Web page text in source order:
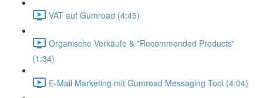
VAT auf Gumroad (4:45)
Organische Verkäufe & "Recommended Products"
(1:34)
E-Mail Marketing mit Gumroad Messaging Tool (4:04)